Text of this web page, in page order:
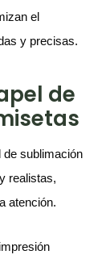
el
y precisas.
de
de sublimación
realistas,
atención.